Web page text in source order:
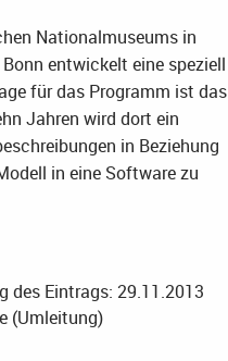
Nationalmuseums in
entwickelt eine speziell
für das Programm ist das
Jahren wird dort ein
in Beziehung
in eine Software zu
des Eintrags: 29.11.2013
(Umleitung)